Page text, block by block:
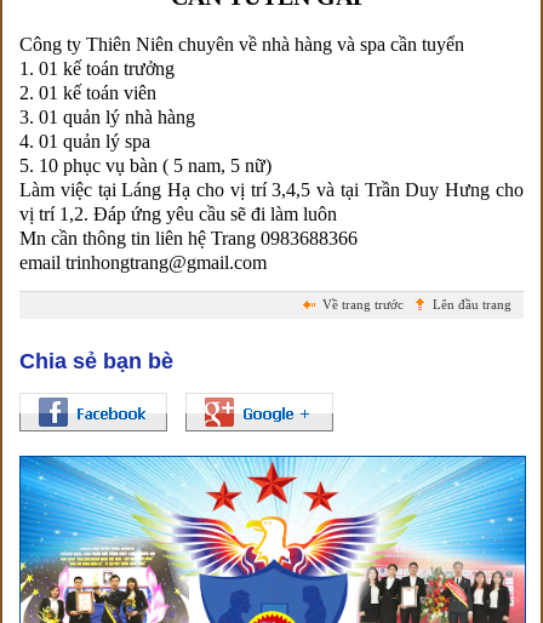
Công ty Thiên Niên chuyên về nhà hàng và spa cần tuyển
1. 01 kế toán trưởng
2. 01 kế toán viên
3. 01 quản lý nhà hàng
4. 01 quản lý spa
5. 10 phục vụ bàn ( 5 nam, 5 nữ)
Làm việc tại Láng Hạ cho vị trí 3,4,5 và tại Trần Duy Hưng cho
vị trí 1,2. Đáp ứng yêu cầu sẽ đi làm luôn
Mn cần thông tin liên hệ Trang 0983688366
email trinhongtrang@gmail.com
Lên đầu trang
Về trang trước
Chia sẻ bạn bè